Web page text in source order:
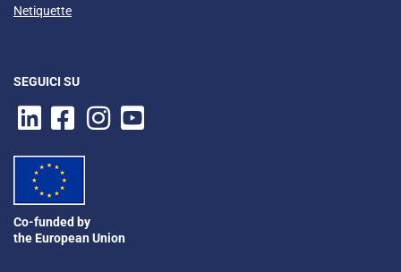
Netiquette
SEGUICI SU
Co-funded by
the European Union